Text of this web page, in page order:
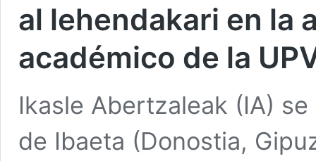
al lehendakari en la
académico de la
Ikasle Abertzaleak (IA)
de Ibaeta (Donostia,